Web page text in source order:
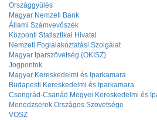
Országgyűlés
Magyar Nemzeti Bank
Állami Számvevőszék
Központi Statisztikai Hivatal
Nemzeti Foglalakoztatási Szolgálat
Magyar Iparszövetség (OKISZ)
Jogpontok
Magyar Kereskedelmi és Iparkamara
Budapesti Kereskedelmi és Iparkamara
Csongrád-Csanád Megyei Kereskedelmi és
Menedzserek Országos Szövetsége
VOSZ